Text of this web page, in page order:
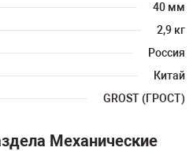
40 мм
2,9 кг
Россия
Китай
GROST (ГРОСТ)
Механические